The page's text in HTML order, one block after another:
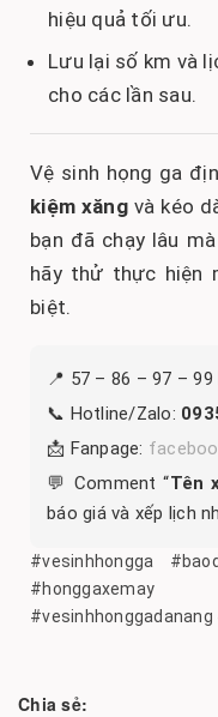
hiệu quả tối ưu.
Lưu lại số km và
cho các lần sau.
Vệ sinh họng ga
kiệm xăngvà kéo
bạn đã chạy lâu
hãy thử thực hiện
biệt.
📍 57 – 86 – 97 –
📞 Hotline/Zalo:
📩 Fanpage:
💬 Comment “Tên
báo giá và xếp lịch
#vesinhhongga
#honggaxemay
Chia sẻ: